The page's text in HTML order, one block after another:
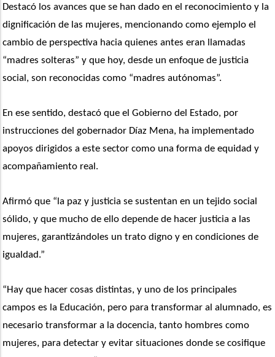
Destacó los avances que se han dado en el reconocimiento y la
dignificación de las mujeres, mencionando como ejemplo el
cambio de perspectiva hacia quienes antes eran llamadas
“madres solteras” y que hoy, desde un enfoque de justicia
social, son reconocidas como “madres autónomas”.
En ese sentido, destacó que el Gobierno del Estado, por
instrucciones del gobernador Díaz Mena, ha implementado
apoyos dirigidos a este sector como una forma de equidad y
acompañamiento real.
Afirmó que “la paz y justicia se sustentan en un tejido social
sólido, y que mucho de ello depende de hacer justicia a las
mujeres, garantizándoles un trato digno y en condiciones de
igualdad.”
“Hay que hacer cosas distintas, y uno de los principales
campos es la Educación, pero para transformar al alumnado, es
necesario transformar a la docencia, tanto hombres como
mujeres, para detectar y evitar situaciones donde se cosifique